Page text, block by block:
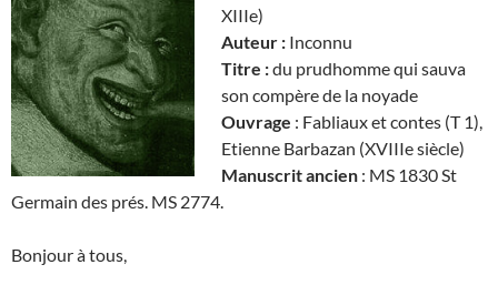
XIIIe)
Auteur : Inconnu
Titre :du prudhomme qui sauva
son compère de la noyade
Ouvrage : Fabliaux et contes (T 1),
Etienne Barbazan (XVIIIe siècle)
Manuscrit ancien : MS 1830 St
Germain des prés. MS 2774.
Bonjour à tous,